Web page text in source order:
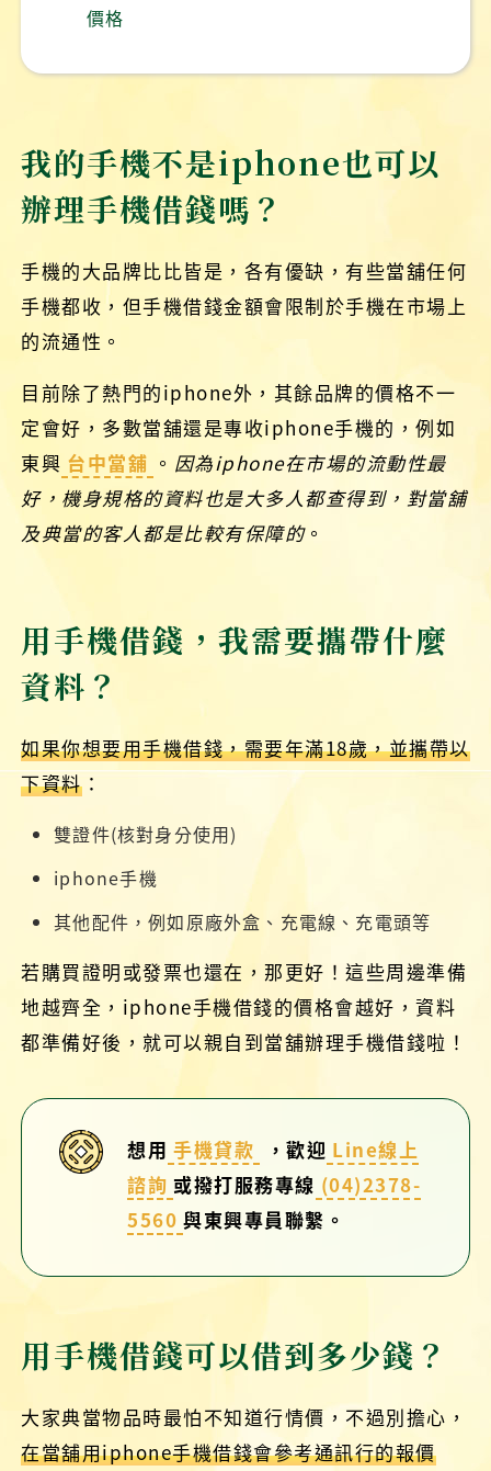
價格
我的手機不是iphone也可以
辦理手機借錢嗎？
手機的大品牌比比皆是，各有優缺，有些當舖任何
手機都收，但手機借錢金額會限制於手機在市場上
的流通性。
目前除了熱門的iphone外，其餘品牌的價格不一
定會好，多數當舖還是專收iphone手機的，例如
東興 台中當舖 。 因為iphone在市場的流動性最
好，機身規格的資料也是大多人都查得到，對當舖
及典當的客人都是比較有保障的。
用手機借錢，我需要攜帶什麼
資料？
如果你想要用手機借錢，需要年滿18歲，並攜帶以
下資料：
雙證件(核對身分使用)
iphone手機
其他配件，例如原廠外盒、充電線、充電頭等
若購買證明或發票也還在，那更好！這些周邊準備
地越齊全，iphone手機借錢的價格會越好，資料
都準備好後，就可以親自到當舖辦理手機借錢啦！
想用 手機貸款 ，歡迎 Line線上
諮詢 或撥打服務專線 (04)2378-
5560 與東興專員聯繫。
用手機借錢可以借到多少錢？
大家典當物品時最怕不知道行情價，不過別擔心，
在當舖用iphone手機借錢會參考通訊行的報價